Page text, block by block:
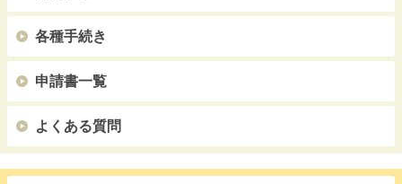
各種手続き
申請書一覧
よくある質問